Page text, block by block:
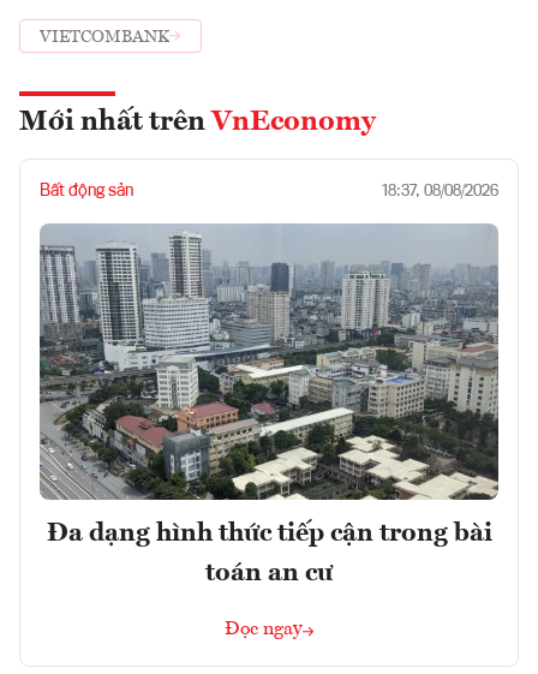
VIETCOMBANK
Mới nhất trên VnEconomy
Bất động sản 18:37, 08/08/2026
Đa dạng hình thức tiếp cận trong bài
toán an cư
Đọc ngay